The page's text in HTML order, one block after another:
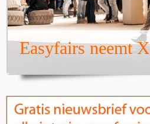
Easyfairs neemt